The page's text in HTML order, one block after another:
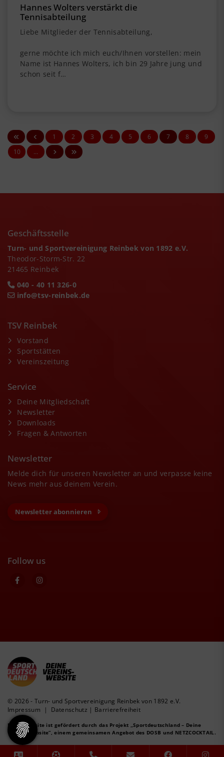
Hannes Wolters verstärkt die
Tennisabteilung
Liebe Mitglieder der Tennisabteilung,
gerne möchte ich mich euch/Ihnen vorstellen: mein
Name ist Hannes Wolters, ich bin 29 Jahre jung und
schon seit f…
1 2 3 4 5 6 7 8
9
10
…
Geschäftsstelle
Turn- und Sportvereinigung Reinbek von 1892 e.V.
Theodor-Storm-Str. 22
21465 Reinbek
040 - 40 11 326-0
info@tsv-reinbek.de
TSV Reinbek
Vorstand
Sportstätten
Vereinszeitung
Service
Deine Mitgliedschaft
Newsletter
Downloads
Fragen & Antworten
Newsletter
Melde dich für unseren Newsletter an und verpasse keine
News mehr aus deinem Verein.
Newsletter abonnieren
Follow us
© 2026 - Turn- und Sportvereinigung Reinbek von 1892 e.V.
Impressum | Datenschutz | Barrierefreiheit
Diese Website ist gefördert durch das Projekt
„Sportdeutschland – Deine
Vereinswebsite” , einem gemeinsamen Angebot des DOSB und NETZCOCKTAIL.